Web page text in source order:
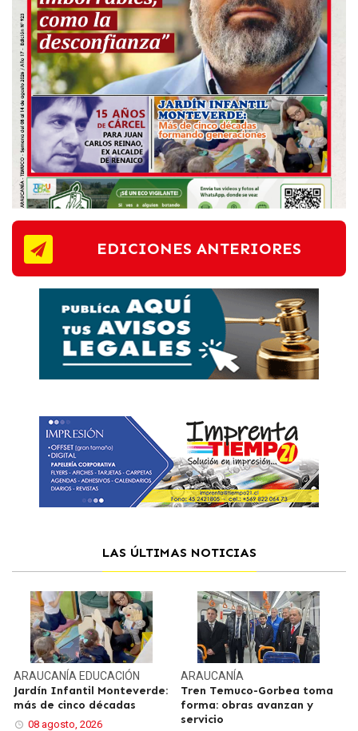
EDICIONES ANTERIORES
LAS ÚLTIMAS NOTICIAS
ARAUCANÍA EDUCACIÓN
Jardín Infantil Monteverde:
más de cinco décadas
08 agosto, 2026
ARAUCANÍA
Tren Temuco-Gorbea toma
forma: obras avanzan y
servicio